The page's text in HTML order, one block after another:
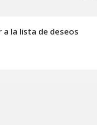
a la lista de deseos